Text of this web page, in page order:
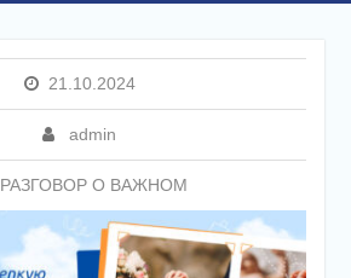
21.10.2024
admin
РАЗГОВОР О ВАЖНОМ